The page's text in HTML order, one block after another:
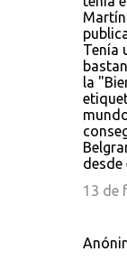
Tenía
la
desde
13 de